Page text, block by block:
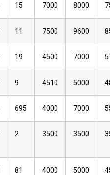
15 7000 8000
11 7500 9600
19 4500 7000
9 4510 5000
695 4000 7000
2 3500 3500
81 4000 5000